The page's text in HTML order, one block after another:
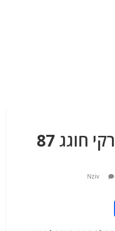
חיל האוויר העירקי חוגג 87
Nziv